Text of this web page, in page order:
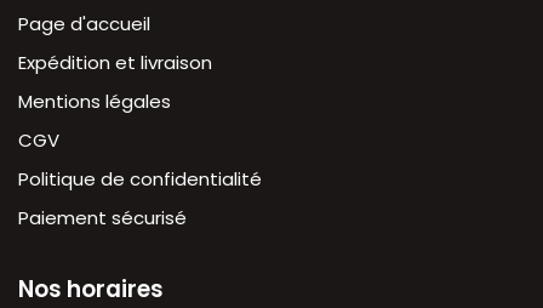
Page d'accueil
Expédition et livraison
Mentions légales
CGV
Politique de confidentialité
Paiement sécurisé
Nos horaires